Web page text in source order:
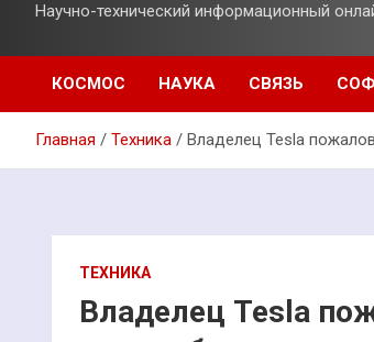
Научно-технический информационный
КОСМОС НАУКА СВЯЗЬ
Главная Техника Владелец Tesla
ТЕХНИКА
Владелец Tesla